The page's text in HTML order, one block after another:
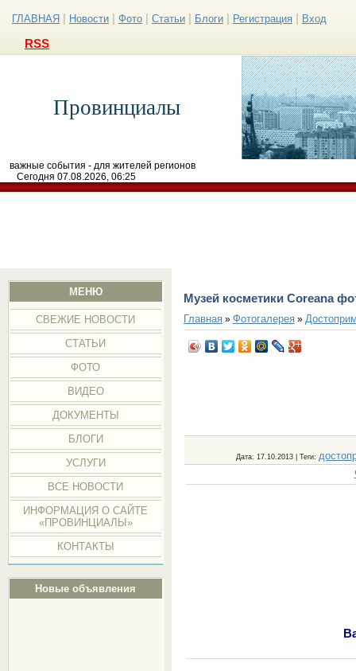
ГЛАВНАЯ Новости Фото Статьи Блоги Регистрация Вход
RSS
Провинциалы
важные события - для жителей регионов
Сегодня 07.08.2026, 06:25
МЕНЮ
СВЕЖИЕ НОВОСТИ
СТАТЬИ
ФОТО
ВИДЕО
ДОКУМЕНТЫ
БЛОГИ
УСЛУГИ
ВСЕ НОВОСТИ
ИНФОРМАЦИЯ О САЙТЕ
«ПРОВИНЦИАЛЫ»
КОНТАКТЫ
Новые объявления
Музей косметики Coreana
Главная» Фотогалерея»
Дата: 17.10.2013 |Теги: